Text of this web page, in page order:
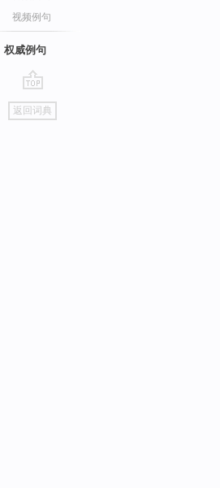
视频例句
权威例句
go
top
返回词典